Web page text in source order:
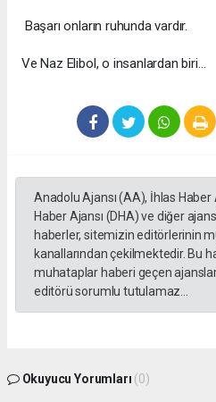
Başarı onların ruhunda vardır.
Ve Naz Elibol, o insanlardan biri…
Anadolu Ajansı (AA), İhlas Haber
Haber Ajansı (DHA) ve diğer
haberler, sitemizin editörlerinin
kanallarından çekilmektedir. Bu
muhataplar haberi geçen
editörü sorumlu tutulamaz...
Okuyucu Yorumları (0)